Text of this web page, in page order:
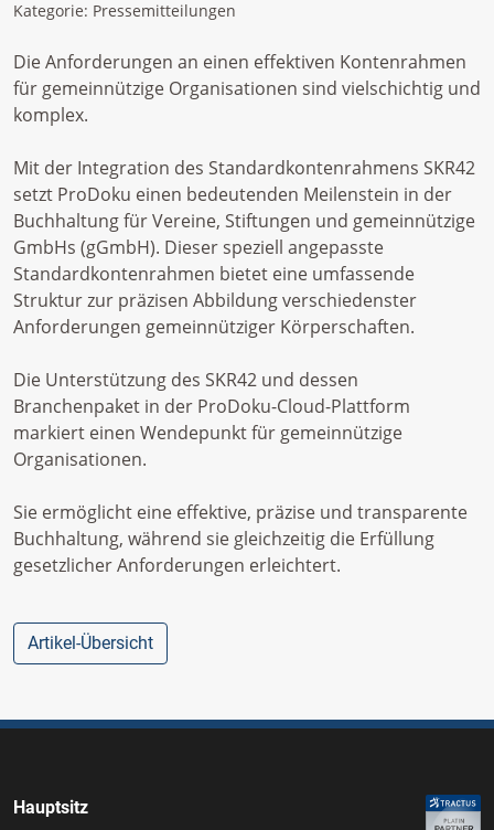
Kategorie: Pressemitteilungen
Die Anforderungen an einen effektiven Kontenrahmen
für gemeinnützige Organisationen sind vielschichtig und
komplex.
Mit der Integration des Standardkontenrahmens SKR42
setzt ProDoku einen bedeutenden Meilenstein in der
Buchhaltung für Vereine, Stiftungen und gemeinnützige
GmbHs (gGmbH). Dieser speziell angepasste
Standardkontenrahmen bietet eine umfassende
Struktur zur präzisen Abbildung verschiedenster
Anforderungen gemeinnütziger Körperschaften.
Die Unterstützung des SKR42 und dessen
Branchenpaket in der ProDoku-Cloud-Plattform
markiert einen Wendepunkt für gemeinnützige
Organisationen.
Sie ermöglicht eine effektive, präzise und transparente
Buchhaltung, während sie gleichzeitig die Erfüllung
gesetzlicher Anforderungen erleichtert.
Artikel-Übersicht
Hauptsitz